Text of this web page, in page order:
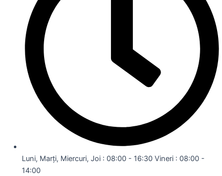
Luni, Marți, Miercuri, Joi : 08:00 - 16:30 Vineri : 08:00 -
14:00